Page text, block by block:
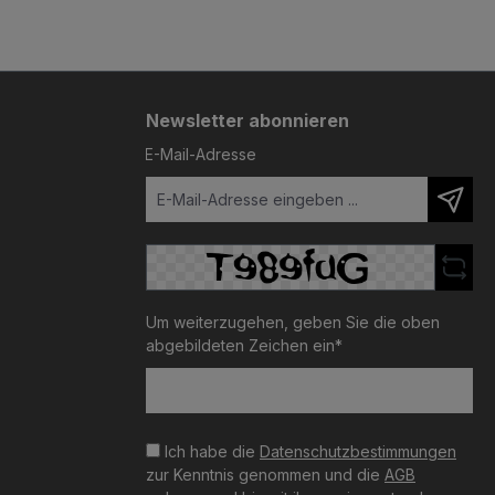
Newsletter abonnieren
E-Mail-Adresse
Um weiterzugehen, geben Sie die oben
abgebildeten Zeichen ein*
Ich habe die Datenschutzbestimmungen
zur Kenntnis genommen und die AGB